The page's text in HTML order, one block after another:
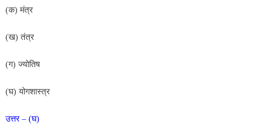
(क) मंत्र
(ख) तंत्र
(ग) ज्योतिष
(घ) योगशास्त्र
उत्तर – (घ)